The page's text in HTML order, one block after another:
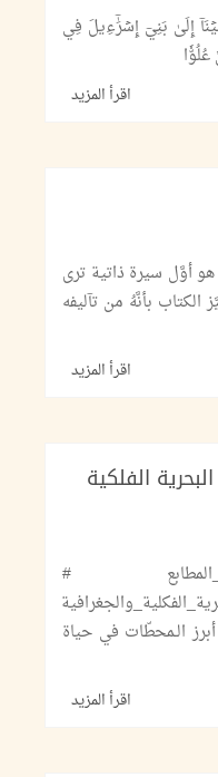
إِلَىٰ بَنِيٓ إِسۡرَٰٓءِيلَ فِي
اقرأ المزيد
أوَّل سيرة ذاتية ترى
بأنَّهُ من تآليفه
اقرأ المزيد
الفلكية
#
الـمحطّات في حياة
اقرأ المزيد